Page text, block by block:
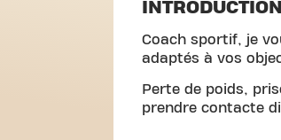
INTRODUCTION
Coach sportif, je
adaptés à vos
Perte de poids,
prendre contacte